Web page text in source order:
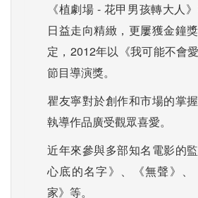
《植劇場 - 花甲男孩轉大人
日益走向精緻，更屢獲金鐘
定，2012年以《我可能不會
節目導演獎。
瞿友寧對於創作和市場的掌
執導作品廣受觀眾喜愛。
近年來參與多部知名電影的
心底的名字》、《無聲》、
家》等。